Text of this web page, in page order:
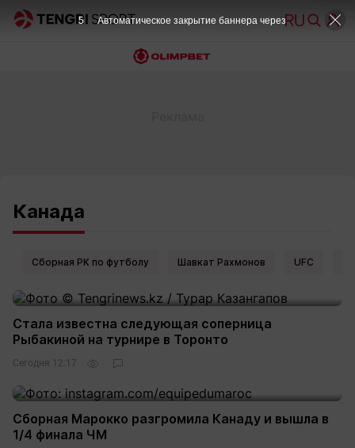
Канада
Сборная РК по футболу Шавкат Рахмонов UFC
Стала известна следующая соперница
Рыбакиной на турнире в Торонто
Сегодня 12:17
Сборная Марокко разгромила Канаду и вышла в
1/4 финала ЧМ
5 Автоматическое закрытие баннера через